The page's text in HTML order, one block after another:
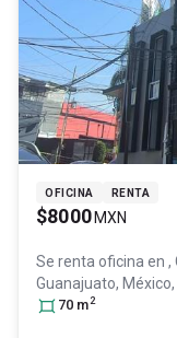
OFICINA RENTA
$8000 MXN
Se renta oficina en ,
Guanajuato, México
70 m2